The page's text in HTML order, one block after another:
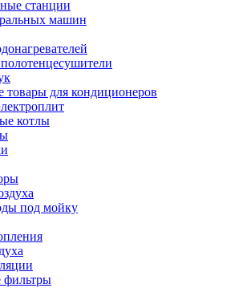
станции
машин
для кондиционеров
котлы
под мойку
фильтры